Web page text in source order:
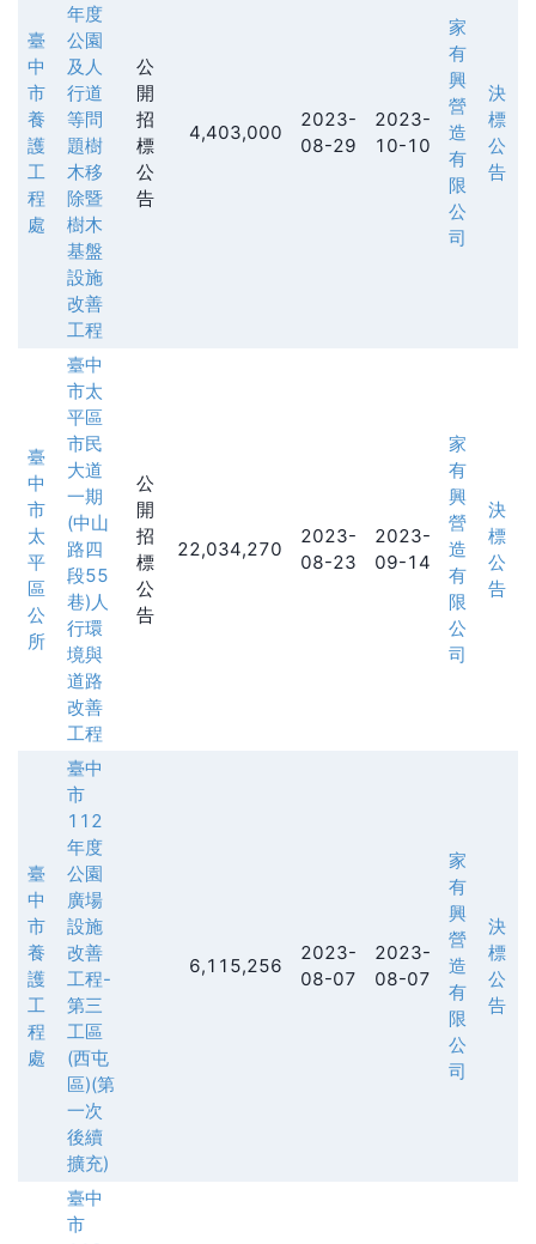
臺
中
市
養
護
工
程
處
年度
公園
及人
行道
等問
題樹
木移
除暨
樹木
基盤
設施
改善
工程
公
開
招
標
公
告
4,403,000
2023-
08-29
2023-
10-10
家
有
興
營
造
有
限
公
司
決
標
公
告
臺
中
市
太
平
區
公
所
臺中
市太
平區
市民
大道
一期
(中山
路四
段55
巷)人
行環
境與
道路
改善
工程
公
開
招
標
公
告
22,034,270
2023-
08-23
2023-
09-14
家
有
興
營
造
有
限
公
司
決
標
公
告
臺
中
市
養
護
工
程
處
臺中
市
112
年度
公園
廣場
設施
改善
工程-
第三
工區
(西屯
區)(第
一次
後續
擴充)
6,115,256
2023-
08-07
2023-
08-07
家
有
興
營
造
有
限
公
司
決
標
公
告
臺中
市